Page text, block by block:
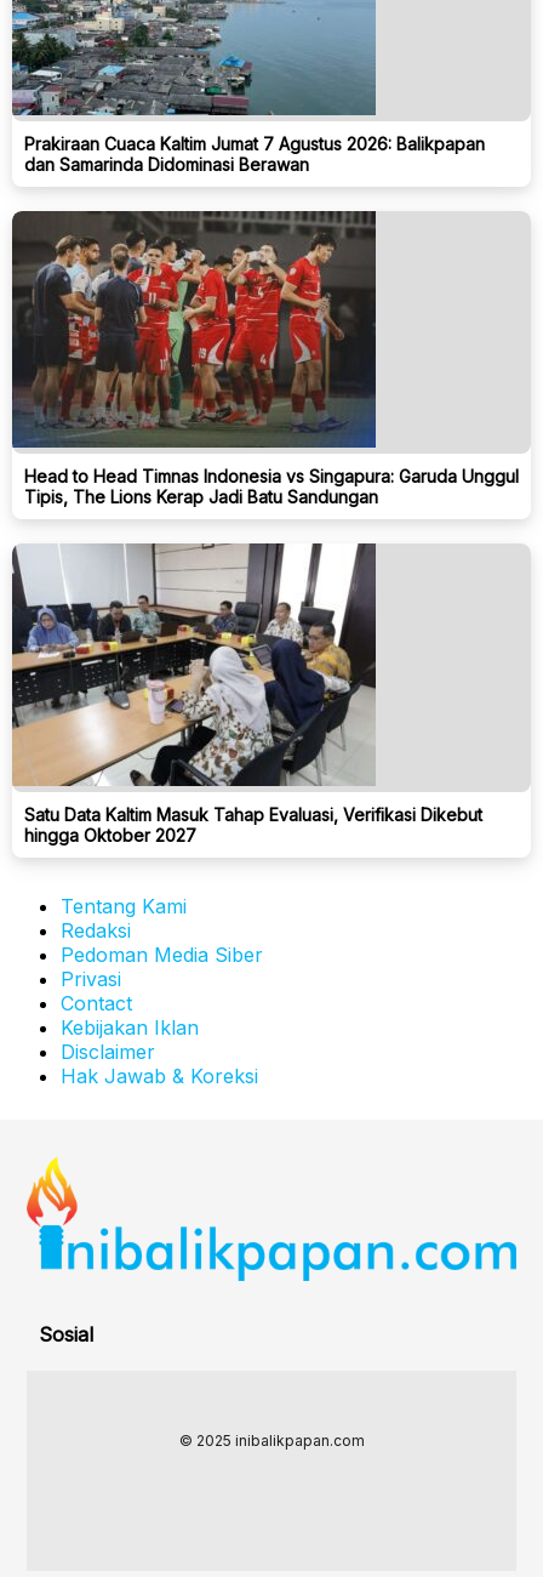
Prakiraan Cuaca Kaltim Jumat 7 Agustus 2026: Balikpapan
dan Samarinda Didominasi Berawan
Head to Head Timnas Indonesia vs Singapura: Garuda Unggul
Tipis, The Lions Kerap Jadi Batu Sandungan
Satu Data Kaltim Masuk Tahap Evaluasi, Verifikasi Dikebut
hingga Oktober 2027
Tentang Kami
Redaksi
Pedoman Media Siber
Privasi
Contact
Kebijakan Iklan
Disclaimer
Hak Jawab & Koreksi
Sosial
© 2025 inibalikpapan.com